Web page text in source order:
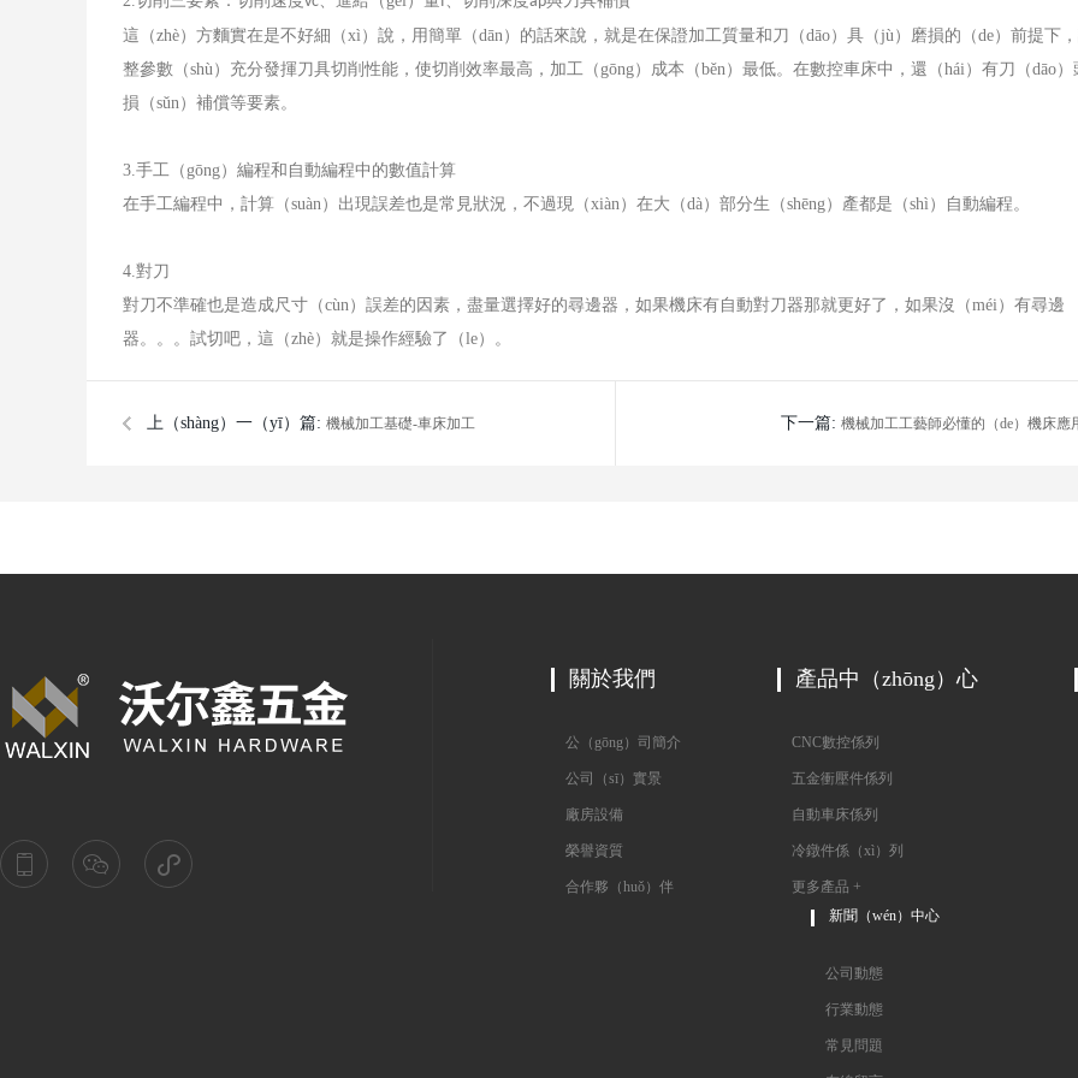
這（zhè）方麵實在是不好細（xì）說，用簡單（dān）的話來說，就是在保證加工質量和刀（dāo）具（jù）磨損的（de）前提下
整參數（shù）充分發揮刀具切削性能，使切削效率最高，加工（gōng）成本（běn）最低。在數控車床中，還（hái）有刀（dāo）
損（sǔn）補償等要素。
3.手工（gōng）編程和自動編程中的數值計算
在手工編程中，計算（suàn）出現誤差也是常見狀況，不過現（xiàn）在大（dà）部分生（shēng）產都是（shì）自動編程。
4.對刀
對刀不準確也是造成尺寸（cùn）誤差的因素，盡量選擇好的尋邊器，如果機床有自動對刀器那就更好了，如果沒（méi）有尋邊
器。。。試切吧，這（zhè）就是操作經驗了（le）。
上（shàng）一（yī）篇: 機械加工基礎-車床加工 下一篇: 機械加工工藝師必懂的（de）機床應
關於我們
公（gōng）司簡介
公司（sī）實景
廠房設備
榮譽資質
合作夥（huǒ）伴
產品中（zhōng）心
CNC數控係列
五金衝壓件係列
自動車床係列
冷鐓件係（xì）列
更多產品 +
新聞（wén）中心
公司動態
行業動態
常見問題